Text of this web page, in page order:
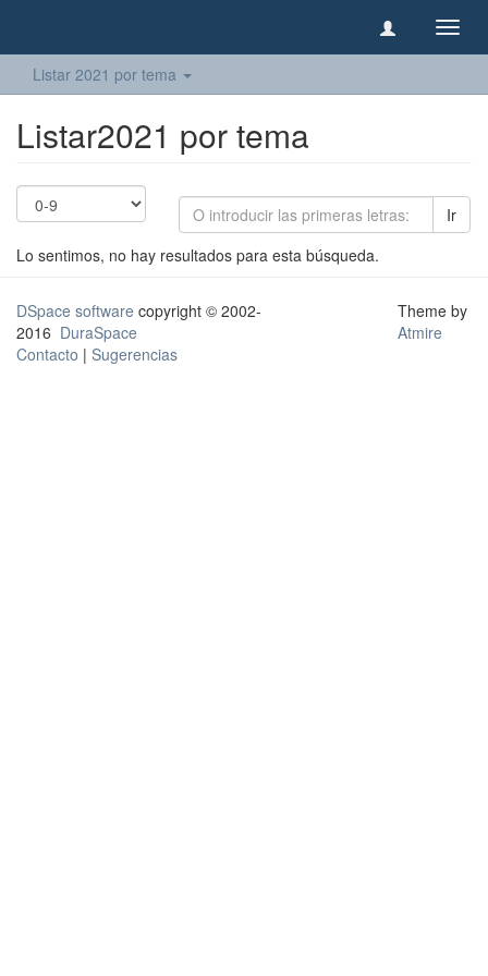
Listar 2021 por tema
Listar2021 por tema
Ir
Lo sentimos, no hay resultados para esta búsqueda.
DSpace software copyright © 2002-
2016 DuraSpace
Contacto | Sugerencias
Theme by
Atmire